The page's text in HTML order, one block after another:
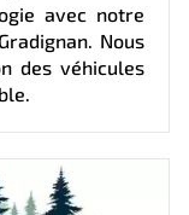
avec notre
Nous
des véhicules